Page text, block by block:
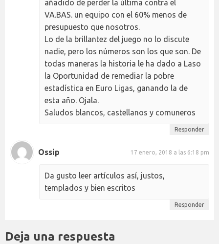
añadido de perder la última contra el
VA.BAS. un equipo con el 60% menos de
presupuesto que nosotros.
Lo de la brillantez del juego no lo discute
nadie, pero los números son los que son. De
todas maneras la historia le ha dado a Laso
la Oportunidad de remediar la pobre
estadística en Euro Ligas, ganando la de
esta año. Ojala.
Saludos blancos, castellanos y comuneros
Responder
Ossip 17 enero, 2018 a las 6:18 pm
Da gusto leer artículos así, justos,
templados y bien escritos
Responder
Deja una respuesta